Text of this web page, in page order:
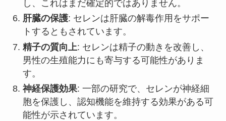
し、これはまだ確定的ではありません。
肝臓の保護: セレンは肝臓の解毒作用をサポー
トするともされています。
精子の質向上: セレンは精子の動きを改善し、
男性の生殖能力にも寄与する可能性がありま
す。
神経保護効果: 一部の研究で、セレンが神経細
胞を保護し、認知機能を維持する効果がある可
能性が示されています。